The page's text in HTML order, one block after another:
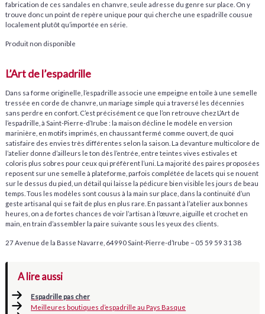
fabrication de ces sandales en chanvre, seule adresse du genre sur place. On y
trouve donc un point de repère unique pour qui cherche une espadrille cousue
localement plutôt qu’importée en série.
Produit non disponible
L’Art de l’espadrille
Dans sa forme originelle, l’espadrille associe une empeigne en toile à une semelle
tressée en corde de chanvre, un mariage simple qui a traversé les décennies
sans perdre en confort. C’est précisément ce que l’on retrouve chez L’Art de
l’espadrille, à Saint-Pierre-d’Irube : la maison décline le modèle en version
marinière, en motifs imprimés, en chaussant fermé comme ouvert, de quoi
satisfaire des envies très différentes selon la saison. La devanture multicolore de
l’atelier donne d’ailleurs le ton dès l’entrée, entre teintes vives estivales et
coloris plus sobres pour ceux qui préfèrent l’uni. La majorité des paires proposées
reposent sur une semelle à plateforme, parfois complétée de lacets qui se nouent
sur le dessus du pied, un détail qui laisse la pédicure bien visible les jours de beau
temps. Tous les modèles sont cousus à la main sur place, dans la continuité d’un
geste artisanal qui se fait de plus en plus rare. En passant à l’atelier aux bonnes
heures, on a de fortes chances de voir l’artisan à l’œuvre, aiguille et crochet en
main, en train d’assembler la paire suivante sous les yeux des clients.
27 Avenue de la Basse Navarre, 64990 Saint-Pierre-d’Irube – 05 59 59 31 38
A lire aussi
Espadrille pas cher
Meilleures boutiques d’espadrille au Pays Basque